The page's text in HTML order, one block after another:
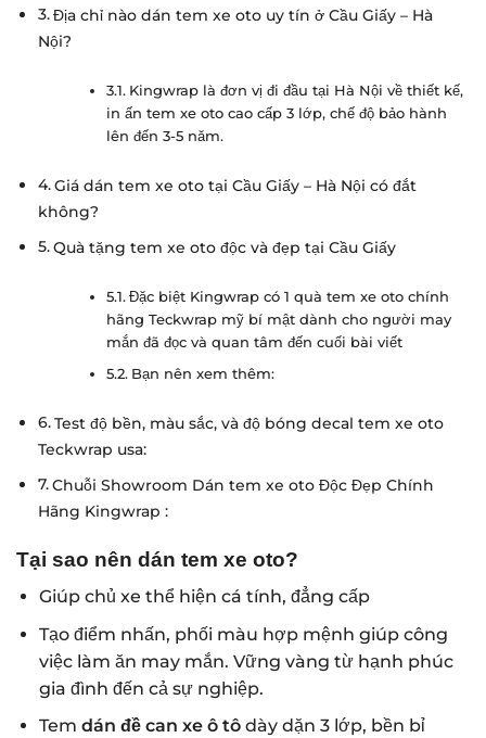
Địa chỉ nào dán tem xe oto uy tín ở Cầu Giấy – Hà
Nội?
Kingwrap là đơn vị đi đầu tại Hà Nội về thiết kế,
in ấn tem xe oto cao cấp 3 lớp, chế độ bảo hành
lên đến 3-5 năm.
Giá dán tem xe oto tại Cầu Giấy – Hà Nội có đắt
không?
Quà tặng tem xe oto độc và đẹp tại Cầu Giấy
Đặc biệt Kingwrap có 1 quà tem xe oto chính
hãng Teckwrap mỹ bí mật dành cho người may
mắn đã đọc và quan tâm đến cuối bài viết
Bạn nên xem thêm:
Test độ bền, màu sắc, và độ bóng decal tem xe oto
Teckwrap usa:
Chuỗi Showroom Dán tem xe oto Độc Đẹp Chính
Hãng Kingwrap :
Tại sao nên dán tem xe oto?
Giúp chủ xe thể hiện cá tính, đẳng cấp
Tạo điểm nhấn, phối màu hợp mệnh giúp công
việc làm ăn may mắn. Vững vàng từ hạnh phúc
gia đình đến cả sự nghiệp.
Tem dán đề can xe ô tôdày dặn 3 lớp, bền bỉ